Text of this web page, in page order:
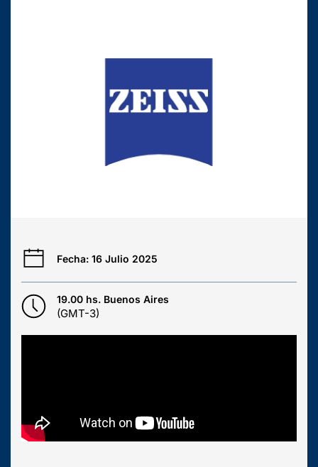
Fecha: 16 Julio 2025
19.00 hs. Buenos Aires
(GMT-3)